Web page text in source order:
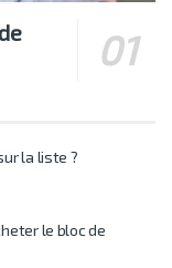
la liste ?
le bloc de